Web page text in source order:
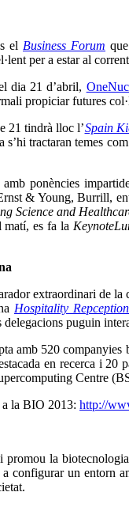
el Business Forum
per a estar al
dia 21 d’abril,
propiciar futures
21 tindrà lloc l’Spain
tractaran temes
ponències
& Young, Burrill,
Science and
matí, es fa la
extraordinari de
Hospitality Repception
delegacions puguin
amb 520 companyies
en recerca i
Centre
la BIO 2013: http://
la
configurar un entorn